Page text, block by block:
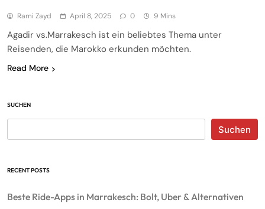
Rami Zayd April 8, 2025 0 9 Mins
Agadir vs.Marrakesch ist ein beliebtes Thema unter
Reisenden, die Marokko erkunden möchten.
Read More
SUCHEN
Suchen
RECENT POSTS
Beste Ride-Apps in Marrakesch: Bolt, Uber & Alternativen